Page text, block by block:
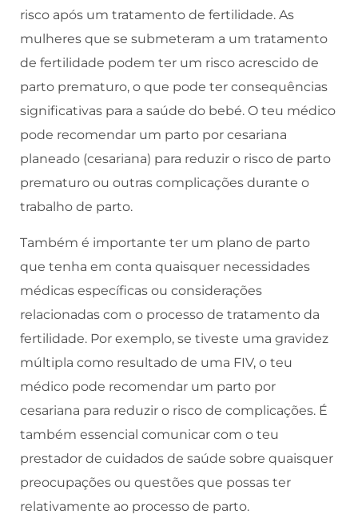
risco após um tratamento de fertilidade. As
mulheres que se submeteram a um tratamento
de fertilidade podem ter um risco acrescido de
parto prematuro, o que pode ter consequências
significativas para a saúde do bebé. O teu médico
pode recomendar um parto por cesariana
planeado (cesariana) para reduzir o risco de parto
prematuro ou outras complicações durante o
trabalho de parto.
Também é importante ter um plano de parto
que tenha em conta quaisquer necessidades
médicas específicas ou considerações
relacionadas com o processo de tratamento da
fertilidade. Por exemplo, se tiveste uma gravidez
múltipla como resultado de uma FIV, o teu
médico pode recomendar um parto por
cesariana para reduzir o risco de complicações. É
também essencial comunicar com o teu
prestador de cuidados de saúde sobre quaisquer
preocupações ou questões que possas ter
relativamente ao processo de parto.